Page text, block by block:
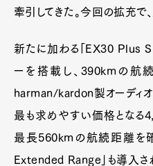
牽引してきた。今回の拡充で
新たに加わる「EX30 Plus
ーを搭載し、390kmの航
harman/kardon製オーディ
最も求めやすい価格となる
最長560kmの航続距離を
Extended Range」も導入さ